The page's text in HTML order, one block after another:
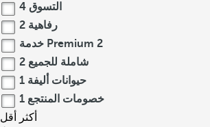
التسوق 4
رفاهية 2
خدمة Premium 2
شاملة للجميع 2
حيوانات أليفة 1
خصومات المنتجع 1
أكثر
أقل